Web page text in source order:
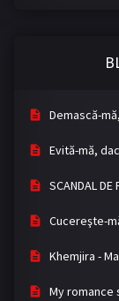
ALĂTURĂ-TE
Înregistrează-te
Contul meu
Demască-
Evită-mă,
SCANDAL DE
Cucereşte-
Khemjira -
My romance